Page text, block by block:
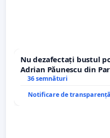
Nu dezafectați bustul
Adrian Păunescu din
Icoanei! Stop cenzurii
36 semnături
Notificare de transparență